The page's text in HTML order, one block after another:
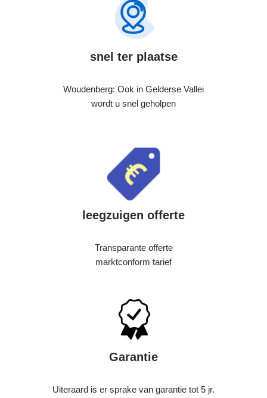
snel ter plaatse
Woudenberg: Ook in Gelderse Vallei
wordt u snel geholpen
leegzuigen offerte
Transparante offerte
marktconform tarief
Garantie
Uiteraard is er sprake van garantie tot 5 jr.